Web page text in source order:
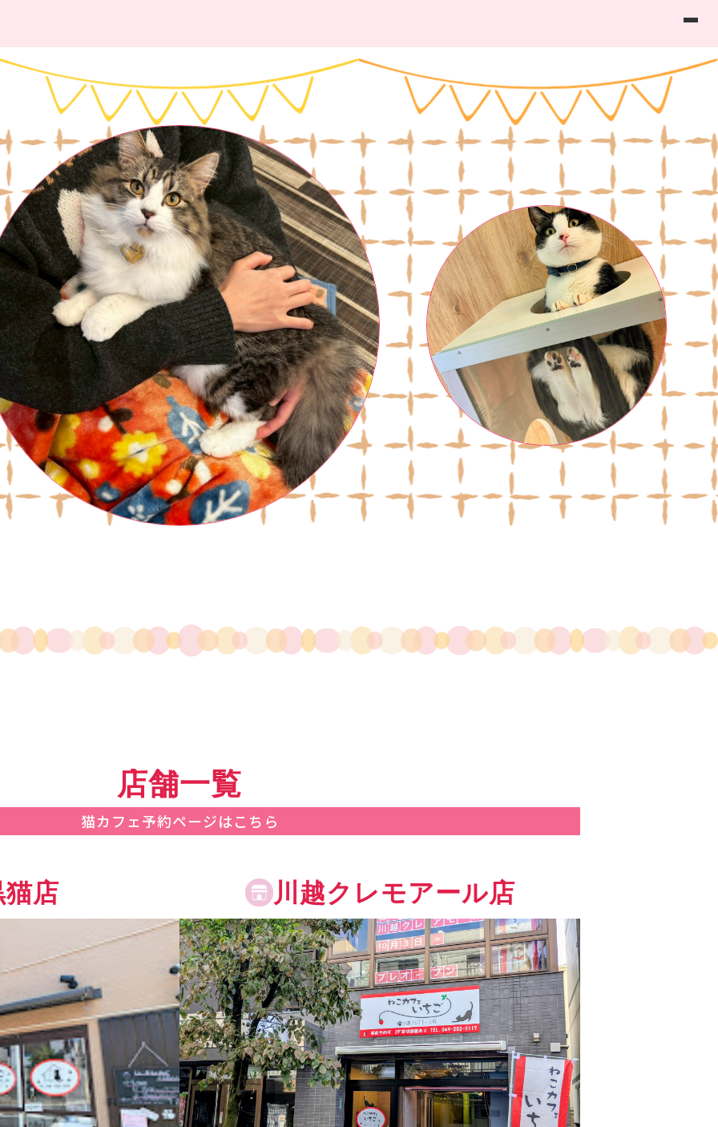
店舗一覧
猫カフェ予約ページはこちら
店 川越クレモアール店